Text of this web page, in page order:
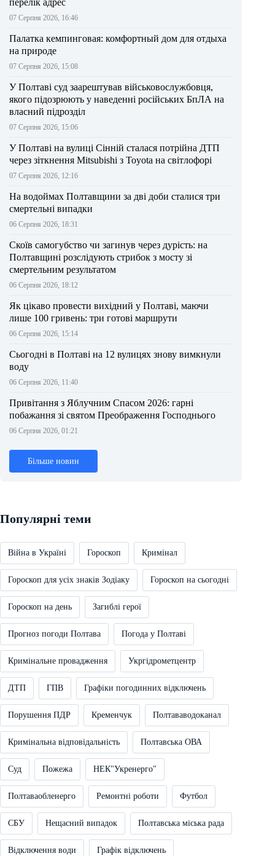
перелік адрес
07 Серпня 2026, 16:46
Палатка кемпинговая: комфортный дом для отдыха
на природе
07 Серпня 2026, 15:08
У Полтаві суд заарештував військовослужбовця,
якого підозрюють у наведенні російських БпЛА на
власний підрозділ
07 Серпня 2026, 15:06
У Полтаві на вулиці Сінній сталася потрійна ДТП
через зіткнення Mitsubishi з Toyota на світлофорі
07 Серпня 2026, 12:16
На водоймах Полтавщини за дві доби сталися три
смертельні випадки
06 Серпня 2026, 18:31
Скоїв самогубство чи загинув через дурість: на
Полтавщині розслідують стрибок з мосту зі
смертельним результатом
06 Серпня 2026, 18:12
Як цікаво провести вихідний у Полтаві, маючи
лише 100 гривень: три готові маршрути
06 Серпня 2026, 15:14
Сьогодні в Полтаві на 12 вулицях знову вимкнули
воду
06 Серпня 2026, 11:40
Привітання з Яблучним Спасом 2026: гарні
побажання зі святом Преображення Господнього
06 Серпня 2026, 01:21
Більше новин
Популярні теми
Війна в Україні Гороскоп Кримінал
Гороскоп для усіх знаків Зодіаку Гороскоп на сьогодні
Гороскоп на день Загиблі герої
Прогноз погоди Полтава Погода у Полтаві
Кримінальне провадження Укргідрометцентр
ДТП ГПВ Графіки погодинних відключень
Порушення ПДР Кременчук Полтававодоканал
Кримінальна відповідальність Полтавська ОВА
Суд Пожежа НЕК"Укренерго"
Полтаваобленерго Ремонтні роботи Футбол
СБУ Нещасний випадок Полтавська міська рада
Відключення води Графік відключень